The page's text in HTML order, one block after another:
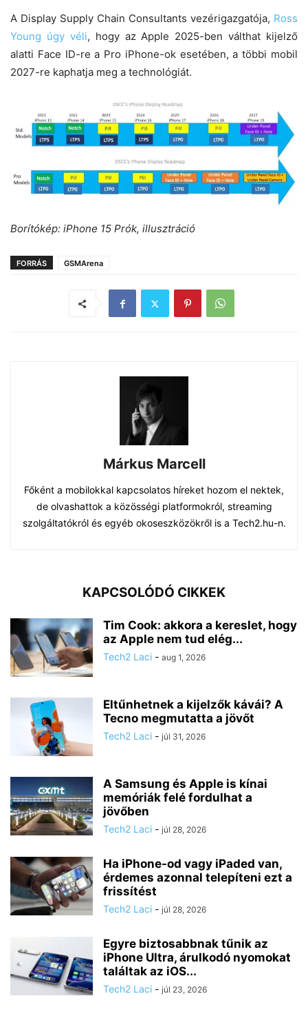
A Display Supply Chain Consultants vezérigazgatója, Ross
Young úgy véli, hogy az Apple 2025-ben válthat kijelző
alatti Face ID-re a Pro iPhone-ok esetében, a többi mobil
2027-re kaphatja meg a technológiát.
Borítókép: iPhone 15 Prók, illusztráció
FORRÁS GSMArena
Márkus Marcell
Főként a mobilokkal kapcsolatos híreket hozom el nektek,
de olvashattok a közösségi platformokról, streaming
szolgáltatókról és egyéb okoseszközökről is a Tech2.hu-n.
KAPCSOLÓDÓ CIKKEK
Tim Cook: akkora a kereslet, hogy
az Apple nem tud elég...
Tech2 Laci - aug 1, 2026
Eltűnhetnek a kijelzők kávái? A
Tecno megmutatta a jövőt
Tech2 Laci - júl 31, 2026
A Samsung és Apple is kínai
memóriák felé fordulhat a
jövőben
Tech2 Laci - júl 28, 2026
Ha iPhone-od vagy iPaded van,
érdemes azonnal telepíteni ezt a
frissítést
Tech2 Laci - júl 28, 2026
Egyre biztosabbnak tűnik az
iPhone Ultra, árulkodó nyomokat
találtak az iOS...
Tech2 Laci - júl 23, 2026